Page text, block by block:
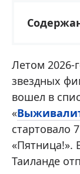
Летом 2026-
звездных
вошел в
«
стартовало
«Пятница!».
Таиланде